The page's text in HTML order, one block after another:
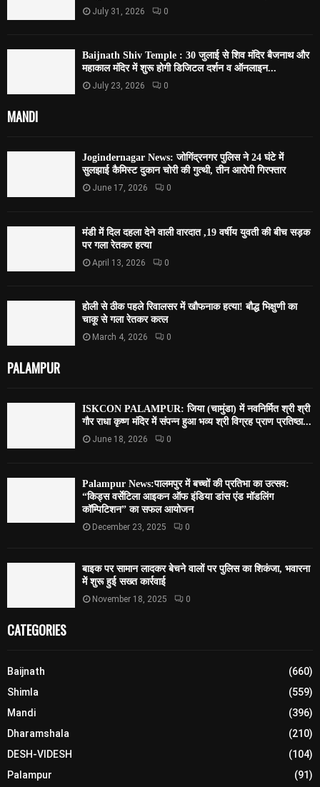
July 31, 2026 0
Baijnath Shiv Temple : 30 जुलाई से शिव मंदिर बैजनाथ और
महाकाल मंदिर में शुरू होगी डिजिटल दर्शन व ऑनलाइन...
July 23, 2026 0
MANDI
Jogindernagar News: जोगिंद्रनगर पुलिस ने 24 घंटे में
सुलझाई कैमिस्ट दुकान चोरी की गुत्थी, तीन आरोपी गिरफ्तार
June 17, 2026 0
मंडी में दिल दहला देने वाली वारदात ,19 वर्षीय युवती की बीच सड़क
पर गला रेतकर हत्या
April 13, 2026 0
होली से ठीक पहले रिवालसर में खौफनाक हत्या! बौद्ध भिक्षुणी का
चाकू से गला रेतकर कत्ल
March 4, 2026 0
PALAMPUR
ISKCON PALAMPUR: जिया (चामुंडा) में नवनिर्मित श्री श्री
गौर राधा कृष्ण मंदिर में संपन्न हुआ भव्य श्री विग्रह प्राण प्रतिष्ठा...
June 18, 2026 0
Palampur News:पालमपुर में बच्चों की प्रतिभा का उत्सव:
“किड्स वर्सेटिला आइकन ऑफ इंडिया डांस एंड मॉडलिंग
कॉम्पिटिशन” का सफल आयोजन
December 23, 2025 0
बाइक पर सामान लादकर बेचने वालों पर पुलिस का शिकंजा, भवारना
में शुरू हुई सख्त कार्रवाई
November 18, 2025 0
CATEGORIES
Baijnath
(660)
Shimla
(559)
Mandi
(396)
Dharamshala
(210)
DESH-VIDESH
(104)
Palampur
(91)